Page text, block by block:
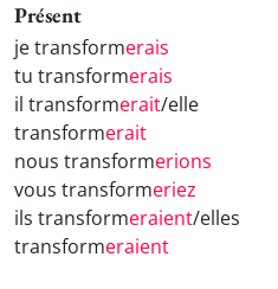
Présent
je transformerais
tu transformerais
il transformerait/elle
transformerait
nous transformerions
vous transformeriez
ils transformeraient/elles
transformeraient